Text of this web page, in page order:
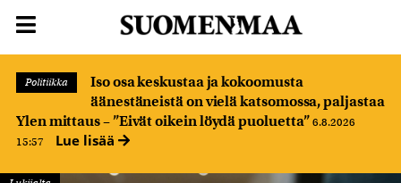
Politiikka
Iso osa keskustaa ja kokoomusta
äänestäneistä on vielä katsomossa, paljastaa
Ylen mittaus – ”Eivät oikein löydä puoluetta” 6.8.2026
15:57
Lue lisää